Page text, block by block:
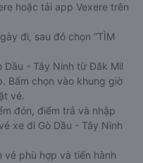
hoặc tải app Vexere trên
đi, sau đó chọn “TÌM
Dầu - Tây Ninh từ Đăk Mil
Bấm chọn vào khung giờ
vé.
đón, điểm trả và nhập
xe đi Gò Dầu - Tây Ninh
vé phù hợp và tiến hành